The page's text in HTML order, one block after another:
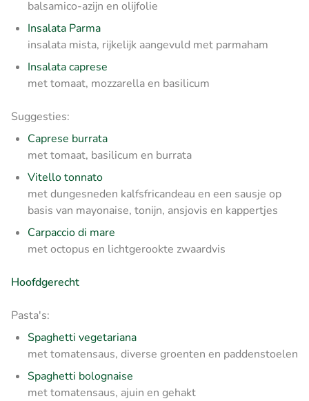
balsamico-azijn en olijfolie
Insalata Parma
insalata mista, rijkelijk aangevuld met parmaham
Insalata caprese
met tomaat, mozzarella en basilicum
Suggesties:
Caprese burrata
met tomaat, basilicum en burrata
Vitello tonnato
met dungesneden kalfsfricandeau en een sausje op
basis van mayonaise, tonijn, ansjovis en kappertjes
Carpaccio di mare
met octopus en lichtgerookte zwaardvis
Hoofdgerecht
Pasta's:
Spaghetti vegetariana
met tomatensaus, diverse groenten en paddenstoelen
Spaghetti bolognaise
met tomatensaus, ajuin en gehakt